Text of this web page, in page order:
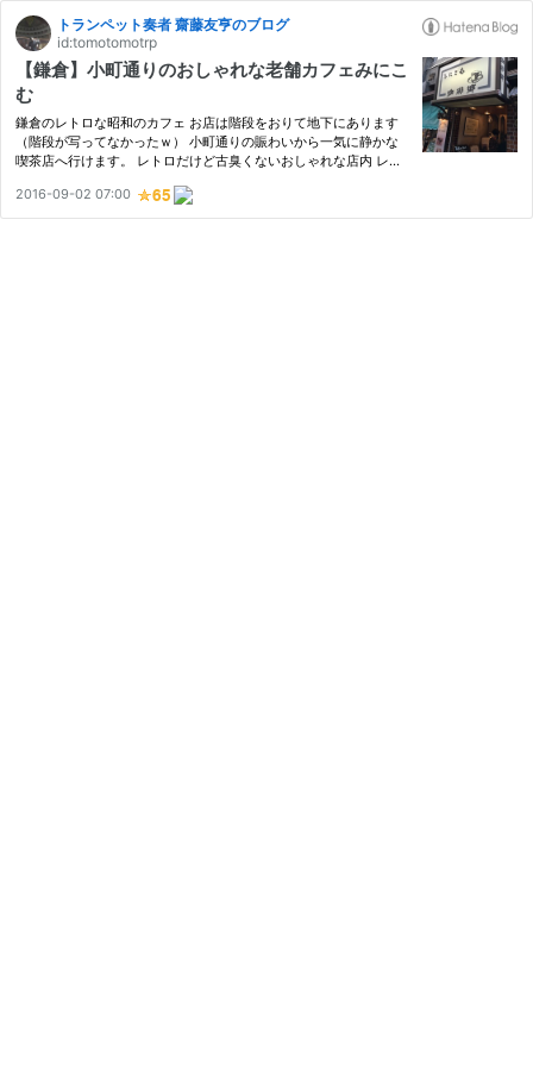
トランペット奏者 齋藤友亨のブログ
id:tomotomotrp
【鎌倉】小町通りのおしゃれな老舗カフェみにこ
む
鎌倉のレトロな昭和のカフェ お店は階段をおりて地下にあります
（階段が写ってなかったｗ） 小町通りの賑わいから一気に静かな
喫茶店へ行けます。 レトロだけど古臭くないおしゃれな店内 レト
落ち着いた雰囲気 こだわりのコーヒー ちゃんと一杯ずつ淹れて
い…
2016-09-02 07:00